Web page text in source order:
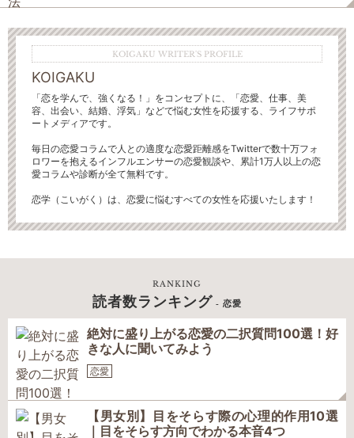
KOIGAKU WRITER'S PROFILE
KOIGAKU
「恋を学んで、強くなる！」をコンセプトに、「恋愛、仕事、美
容、出会い、結婚、浮気」などで悩む女性を応援する、ライフサポ
ートメディアです。
毎日の恋愛コラムで人との適度な恋愛距離感をTwitterで数十万フォ
ロワーを抱えるインフルエンサーの恋愛観談や、累計1万人以上の恋
愛コラムや診断が全て無料です。
恋学（こいがく）は、恋愛に悩むすべての女性を応援いたします！
RANKING
読者数ランキング - 恋愛
絶対に盛り上がる恋愛の二択質問100選！好
きな人に聞いてみよう
恋愛
【男女別】目をそらす際の心理的作用10選
｜目をそらす方向でわかる本音4つ